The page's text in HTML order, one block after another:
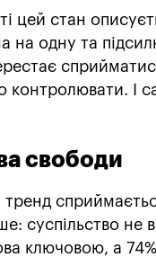
цей стан
на одну та
І
свободи
суспільство не
ключовою, а